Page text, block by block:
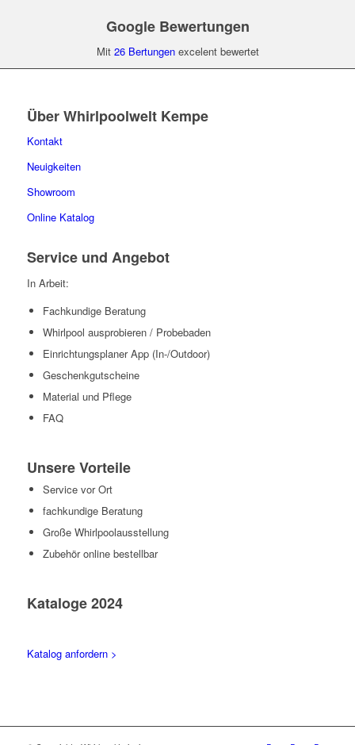
Google Bewertungen
Mit 26 Bertungenexcelent bewertet
Über Whirlpoolwelt Kempe
Kontakt
Neuigkeiten
Showroom
Online Katalog
Service und Angebot
In Arbeit:
Fachkundige Beratung
Whirlpool ausprobieren / Probebaden
Einrichtungsplaner App (In-/Outdoor)
Geschenkgutscheine
Material und Pflege
FAQ
Unsere Vorteile
Service vor Ort
fachkundige Beratung
Große Whirlpoolausstellung
Zubehör online bestellbar
Kataloge 2024
Katalog anfordern >